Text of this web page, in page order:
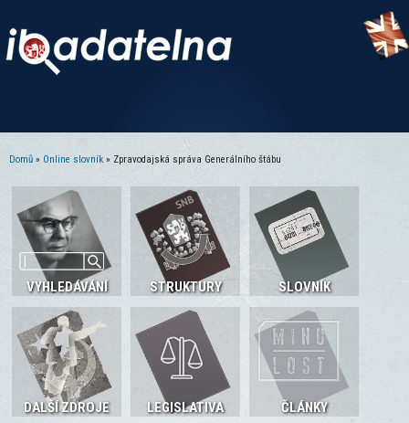
Domů » Online slovník » Zpravodajská správa Generálního štábu
VYHLEDÁVÁNÍ STRUKTURY SLOVNÍK
DALŠÍ ZDROJE LEGISLATIVA ČLÁNKY